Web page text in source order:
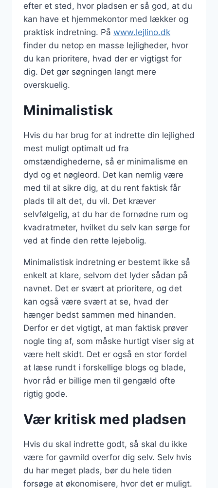
efter et sted, hvor pladsen er så god, at du
kan have et hjemmekontor med lækker og
praktisk indretning. På www.lejlino.dk
finder du netop en masse lejligheder, hvor
du kan prioritere, hvad der er vigtigst for
dig. Det gør søgningen langt mere
overskuelig.
Minimalistisk
Hvis du har brug for at indrette din lejlighed
mest muligt optimalt ud fra
omstændighederne, så er minimalisme en
dyd og et nøgleord. Det kan nemlig være
med til at sikre dig, at du rent faktisk får
plads til alt det, du vil. Det kræver
selvfølgelig, at du har de fornødne rum og
kvadratmeter, hvilket du selv kan sørge for
ved at finde den rette lejebolig.
Minimalistisk indretning er bestemt ikke så
enkelt at klare, selvom det lyder sådan på
navnet. Det er svært at prioritere, og det
kan også være svært at se, hvad der
hænger bedst sammen med hinanden.
Derfor er det vigtigt, at man faktisk prøver
nogle ting af, som måske hurtigt viser sig at
være helt skidt. Det er også en stor fordel
at læse rundt i forskellige blogs og blade,
hvor råd er billige men til gengæld ofte
rigtig gode.
Vær kritisk med pladsen
Hvis du skal indrette godt, så skal du ikke
være for gavmild overfor dig selv. Selv hvis
du har meget plads, bør du hele tiden
forsøge at økonomisere, hvor det er muligt.